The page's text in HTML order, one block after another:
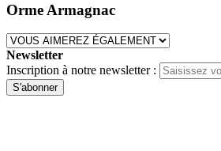
Orme Armagnac
Newsletter
Inscription à notre newsletter :
S'abonner